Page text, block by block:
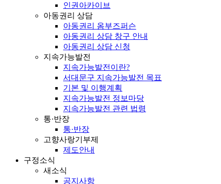
인권아카이브
아동권리 상담
아동권리 옴부즈퍼슨
아동권리 상담 창구 안내
아동권리 상담 신청
지속가능발전
지속가능발전이란?
서대문구 지속가능발전 목표
기본 및 이행계획
지속가능발전 정보마당
지속가능발전 관련 법령
통·반장
통·반장
고향사랑기부제
제도안내
구정소식
새소식
공지사항